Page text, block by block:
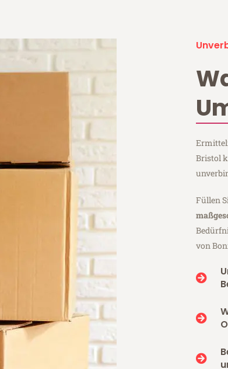
Bristol
Füllen
von